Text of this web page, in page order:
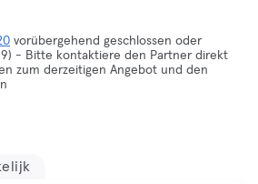
vorübergehend geschlossen oder
- Bitte kontaktiere den Partner direkt
zum derzeitigen Angebot und den